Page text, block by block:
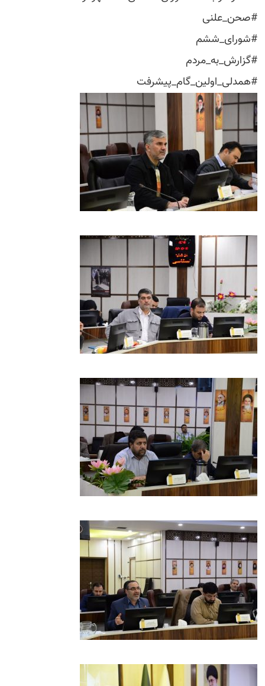
#صحن_علنی
#شورای_ششم
#گزارش_به_مردم
#همدلی_اولین_گام_پیشرفت